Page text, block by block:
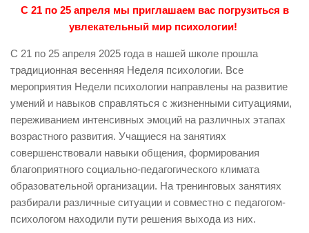
С 21 по 25 апреля мы приглашаем вас погрузиться в
увлекательный мир психологии!
С 21 по 25 апреля 2025 года в нашей школе прошла
традиционная весенняя Неделя психологии. Все
мероприятия Недели психологии направлены на развитие
умений и навыков справляться с жизненными ситуациями,
переживанием интенсивных эмоций на различных этапах
возрастного развития. Учащиеся на занятиях
совершенствовали навыки общения, формирования
благоприятного социально-педагогического климата
образовательной организации. На тренинговых занятиях
разбирали различные ситуации и совместно с педагогом-
психологом находили пути решения выхода из них.